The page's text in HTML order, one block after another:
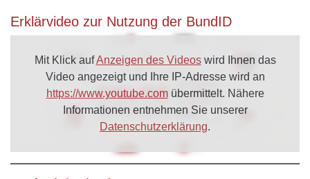
Erklärvideo zur Nutzung der BundID
Mit Klick aufAnzeigen des Videoswird Ihnen das
Video angezeigt und Ihre IP-Adresse wird an
https://www.youtube.comübermittelt. Nähere
Informationen entnehmen Sie unserer
Datenschutzerklärung.